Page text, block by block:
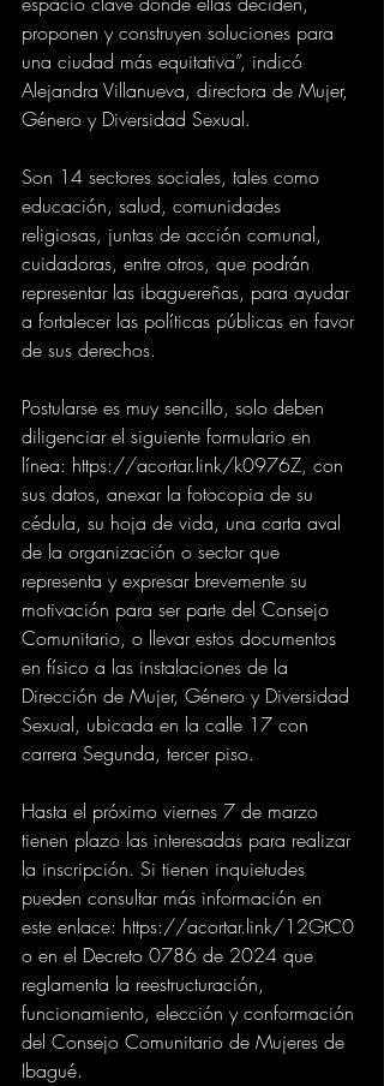
proponen y construyen soluciones para
una ciudad más equitativa”, indicó
Alejandra Villanueva, directora de Mujer,
Género y Diversidad Sexual.
Son 14 sectores sociales, tales como
educación, salud, comunidades
religiosas, juntas de acción comunal,
cuidadoras, entre otros, que podrán
representar las ibaguereñas, para ayudar
a fortalecer las políticas públicas en favor
de sus derechos.
Postularse es muy sencillo, solo deben
diligenciar el siguiente formulario en
línea: https://acortar.link/k0976Z, con
sus datos, anexar la fotocopia de su
cédula, su hoja de vida, una carta aval
de la organización o sector que
representa y expresar brevemente su
motivación para ser parte del Consejo
Comunitario, o llevar estos documentos
en físico a las instalaciones de la
Dirección de Mujer, Género y Diversidad
Sexual, ubicada en la calle 17 con
carrera Segunda, tercer piso.
Hasta el próximo viernes 7 de marzo
tienen plazo las interesadas para realizar
la inscripción. Si tienen inquietudes
pueden consultar más información en
este enlace: https://acortar.link/12GtC0
o en el Decreto 0786 de 2024 que
reglamenta la reestructuración,
funcionamiento, elección y conformación
del Consejo Comunitario de Mujeres de
Ibagué.